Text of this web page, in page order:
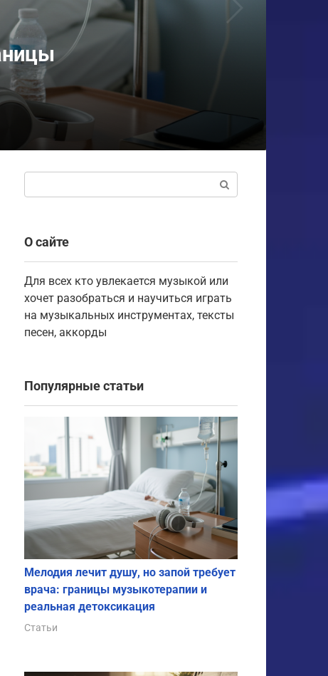
О сайте
Для всех кто увлекается музыкой или
хочет разобраться и научиться играть
на музыкальных инструментах, тексты
песен, аккорды
Популярные статьи
Мелодия лечит душу, но запой требует
врача: границы музыкотерапии и
реальная детоксикация
Статьи